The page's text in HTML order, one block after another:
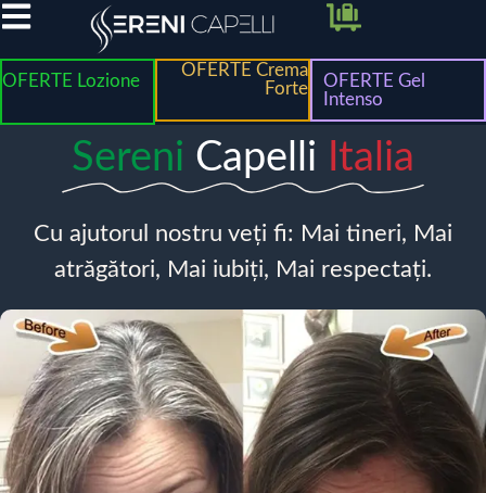
OFERTE Lozione
OFERTE Crema
Forte
OFERTE Gel
Intenso
Sereni Capelli Italia
Cu ajutorul nostru veți fi: Mai tineri, Mai
atrăgători, Mai iubiți, Mai respectați.